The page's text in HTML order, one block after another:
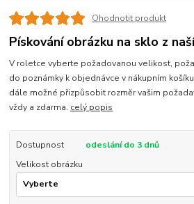
Ohodnotit produkt
Pískování obrázku na sklo z
V roletce vyberte požadovanou velikost,
do poznámky k objednávce v nákupním
dále možné přizpůsobit rozměr vašim
vždy a zdarma. celý popis
Dostupnost
odeslání do 3 dnů
Velikost obrázku